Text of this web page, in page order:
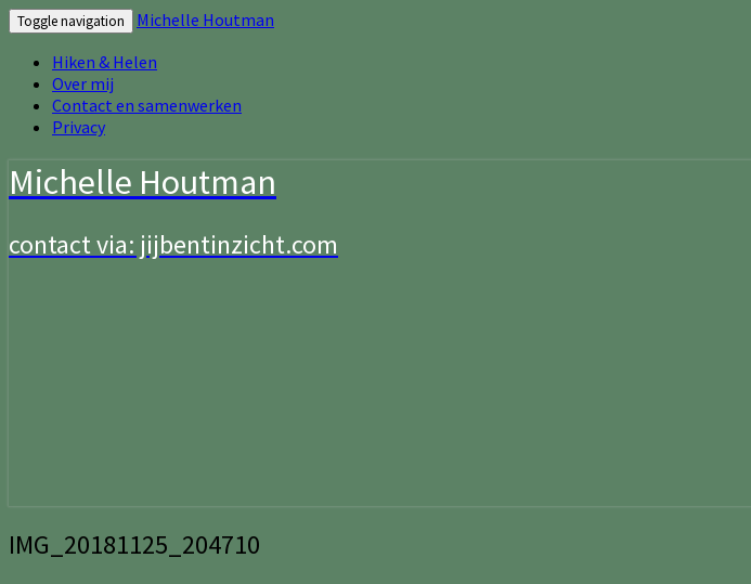
Toggle navigation
Michelle Houtman
Hiken & Helen
Over mij
Contact en samenwerken
Privacy
Michelle Houtman
contact via: jijbentinzicht.com
IMG_20181125_204710